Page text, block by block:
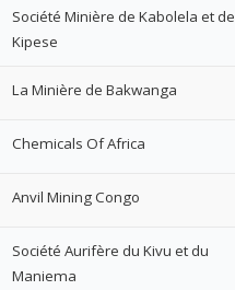
Société Minière de Kabolela et de
Kipese
La Minière de Bakwanga
Chemicals Of Africa
Anvil Mining Congo
Société Aurifère du Kivu et du
Maniema